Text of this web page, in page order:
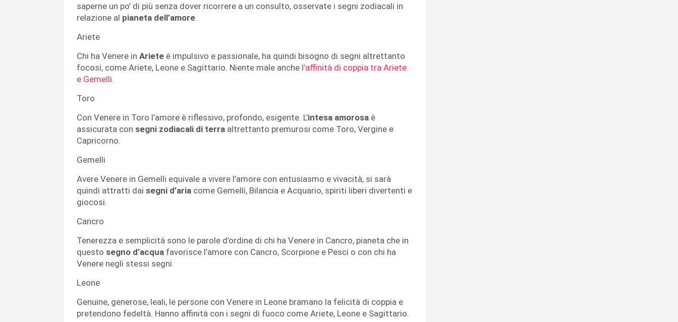
saperne un po’ di più senza dover ricorrere a un consulto, osservate i segni zodiacali in
relazione al pianeta dell’amore.
Ariete
Chi ha Venere in Ariete è impulsivo e passionale, ha quindi bisogno di segni altrettanto
focosi, come Ariete, Leone e Sagittario. Niente male anche l’affinità di coppia tra Ariete
e Gemelli.
Toro
Con Venere in Toro l’amore è riflessivo, profondo, esigente. L’intesa amorosa è
assicurata con segni zodiacali di terra altrettanto premurosi come Toro, Vergine e
Capricorno.
Gemelli
Avere Venere in Gemelli equivale a vivere l’amore con entusiasmo e vivacità, si sarà
quindi attratti dai segni d’aria come Gemelli, Bilancia e Acquario, spiriti liberi divertenti e
giocosi.
Cancro
Tenerezza e semplicità sono le parole d’ordine di chi ha Venere in Cancro, pianeta che in
questo segno d’acqua favorisce l’amore con Cancro, Scorpione e Pesci o con chi ha
Venere negli stessi segni.
Leone
Genuine, generose, leali, le persone con Venere in Leone bramano la felicità di coppia e
pretendono fedeltà. Hanno affinità con i segni di fuoco come Ariete, Leone e Sagittario.